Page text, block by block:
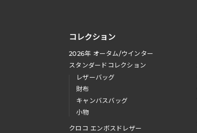
コレクション
2026年 オータム/ウインター
スタンダードコレクション
レザーバッグ
財布
キャンバスバッグ
小物
クロコ エンボスドレザー